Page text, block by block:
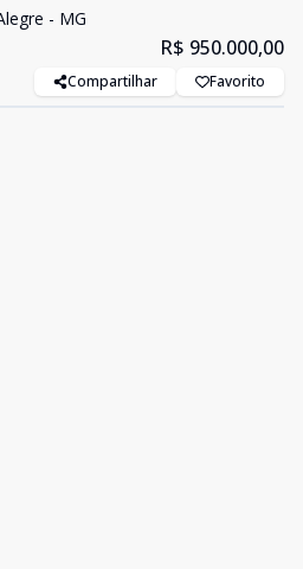
- MG
R$ 950.000,00
Compartilhar Favorito